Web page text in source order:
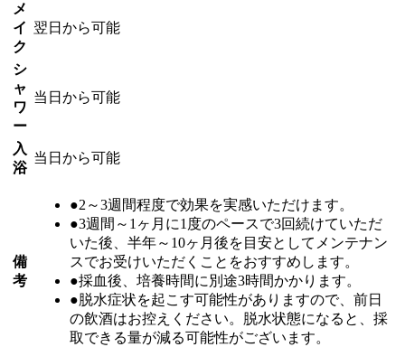
メ
イ
ク
翌日から可能
シ
ャ
ワ
ー
当日から可能
入
浴
当日から可能
備
考
●2～3週間程度で効果を実感いただけます。
●3週間～1ヶ月に1度のペースで3回続けていただ
いた後、半年～10ヶ月後を目安としてメンテナン
スでお受けいただくことをおすすめします。
●採血後、培養時間に別途3時間かかります。
●脱水症状を起こす可能性がありますので、前日
の飲酒はお控えください。脱水状態になると、採
取できる量が減る可能性がございます。